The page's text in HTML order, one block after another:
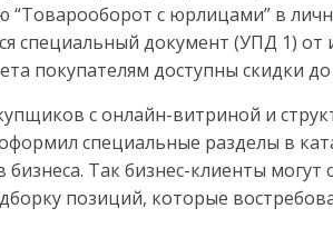
с юрлицами” в
специальный документ (УПД 1)
покупателям доступны скидки до
с онлайн-витриной и
специальные разделы в
Так бизнес-клиенты
позиций, которые